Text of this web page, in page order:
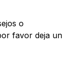
o
favor deja un